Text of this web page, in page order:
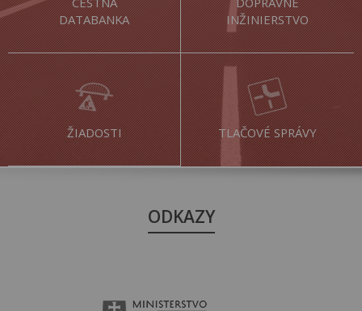
DATABANKA
INŽINIERSTVO
ŽIADOSTI TLAČOVÉ SPRÁVY
ODKAZY